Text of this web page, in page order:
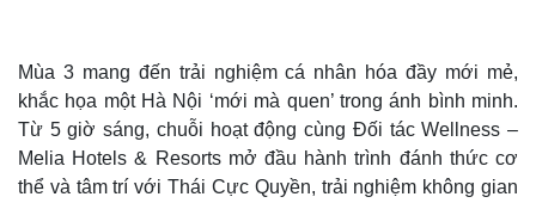
Mùa 3 mang đến trải nghiệm cá nhân hóa đầy mới mẻ,
khắc họa một Hà Nội ‘mới mà quen’ trong ánh bình minh.
Từ 5 giờ sáng, chuỗi hoạt động cùng Đối tác Wellness –
Melia Hotels & Resorts mở đầu hành trình đánh thức cơ
thể và tâm trí với Thái Cực Quyền, trải nghiệm không gian